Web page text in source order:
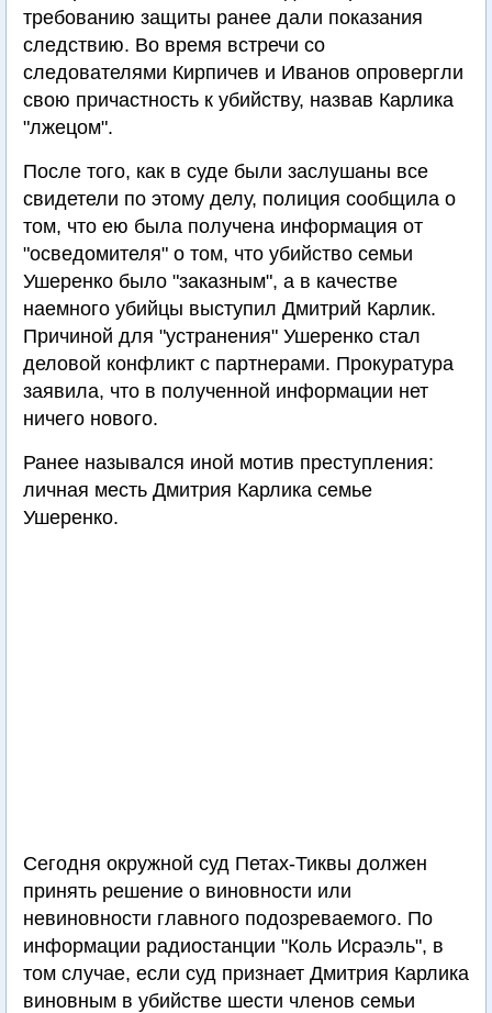
требованию защиты ранее дали показания
следствию. Во время встречи со
следователями Кирпичев и Иванов опровергли
свою причастность к убийству, назвав Карлика
"лжецом".
После того, как в суде были заслушаны все
свидетели по этому делу, полиция сообщила о
том, что ею была получена информация от
"осведомителя" о том, что убийство семьи
Ушеренко было "заказным", а в качестве
наемного убийцы выступил Дмитрий Карлик.
Причиной для "устранения" Ушеренко стал
деловой конфликт с партнерами. Прокуратура
заявила, что в полученной информации нет
ничего нового.
Ранее назывался иной мотив преступления:
личная месть Дмитрия Карлика семье
Ушеренко.
Сегодня окружной суд Петах-Тиквы должен
принять решение о виновности или
невиновности главного подозреваемого. По
информации радиостанции "Коль Исраэль", в
том случае, если суд признает Дмитрия Карлика
виновным в убийстве шести членов семьи